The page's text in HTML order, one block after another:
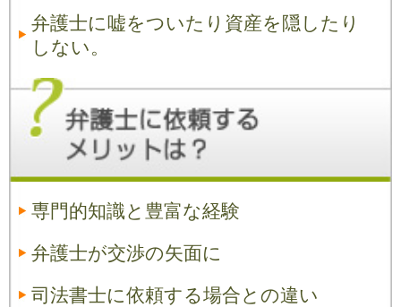
弁護士に嘘をついたり資産を隠したり
しない。
専門的知識と豊富な経験
弁護士が交渉の矢面に
司法書士に依頼する場合との違い